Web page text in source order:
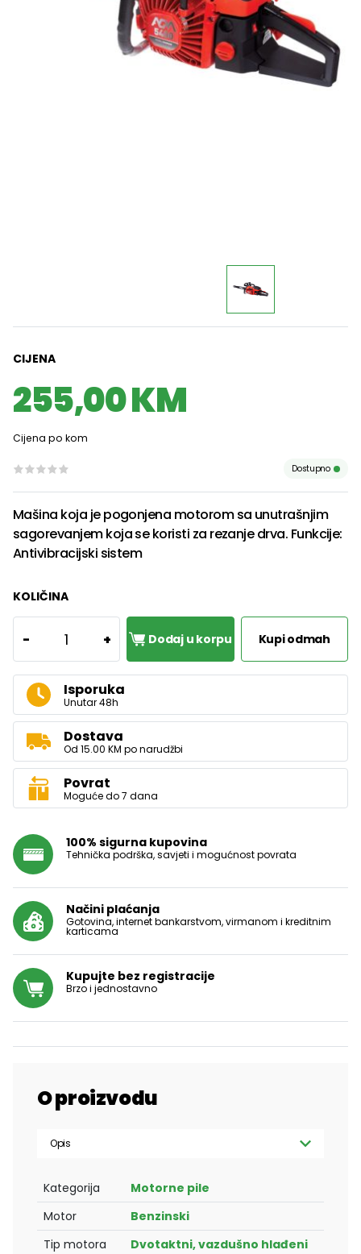
CIJENA
255,00 KM
Cijena po kom
Dostupno
Mašina koja je pogonjena motorom sa unutrašnjim
sagorevanjem koja se koristi za rezanje drva. Funkcije:
Antivibracijski sistem
KOLIČINA
- 1 + Dodaj u korpu Kupi odmah
Isporuka
Unutar 48h
Dostava
Od 15.00 KM po narudžbi
Povrat
Moguće do 7 dana
100% sigurna kupovina
Tehnička podrška, savjeti i mogućnost povrata
Načini plaćanja
Gotovina, internet bankarstvom, virmanom i kreditnim
karticama
Kupujte bez registracije
Brzo i jednostavno
O proizvodu
Opis
Kategorija
Motorne pile
Motor
Benzinski
Tip motora
Dvotaktni, vazdušno hlađeni